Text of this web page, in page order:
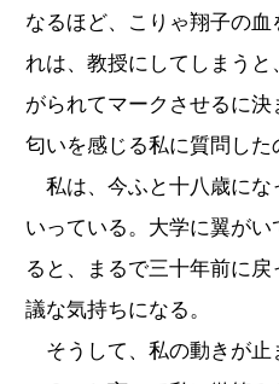
なるほど、こりゃ翔子の
れは、教授にしてしまう
がられてマークさせるに
匂いを感じる私に質問した
私は、今ふと十八歳にな
いっている。大学に翼が
ると、まるで三十年前に
議な気持ちになる。
そうして、私の動きが止